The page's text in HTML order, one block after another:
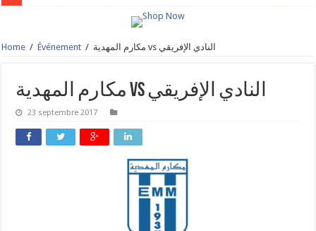
Home / Événement / مكارم المهدية vs النادي الإفريقي
مكارم المهدية vs النادي الإفريقي
23 septembre 2017